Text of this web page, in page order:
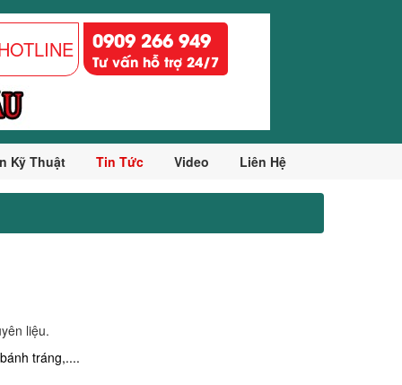
0909 266 949
Tư vấn hỗ trợ 24/7
Kỹ Thuật Tin Tức Video Liên Hệ
liệu.
tráng,....